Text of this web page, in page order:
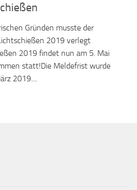
Gründen musste der
2019 verlegt
2019 findet nun am 5. Mai
statt!Die Meldefrist wurde
2019....